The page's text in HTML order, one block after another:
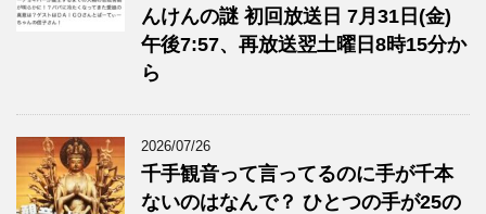
んけんの謎 初回放送日 7月31日(金)
午後7:57、再放送翌土曜日8時15分か
ら
2026/07/26
千手観音って言ってるのに手が千本
ないのはなんで？ ひとつの手が25の